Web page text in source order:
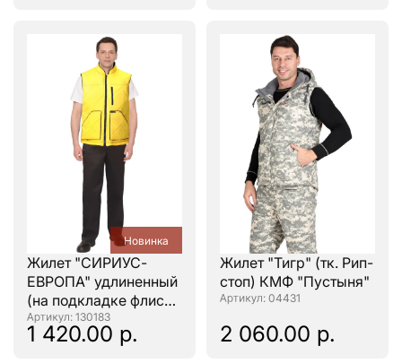
Новинка
Жилет "СИРИУС-
ЕВРОПА" удлиненный
(на подкладке флис
синий) желтый
: 130183
1 420.00 р.
Жилет "Тигр" (тк. Рип-
стоп) КМФ "Пустыня"
: 04431
2 060.00 р.